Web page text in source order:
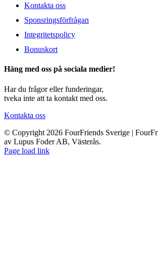
Kontakta oss
Sponsringsförfrågan
Integritetspolicy
Bonuskort
Häng med oss på sociala medier!
Har du frågor eller funderingar,
tveka inte att ta kontakt med oss.
Kontakta oss
© Copyright 2026 FourFriends Sverige |
av Lupus Foder AB, Västerås.
Page load link